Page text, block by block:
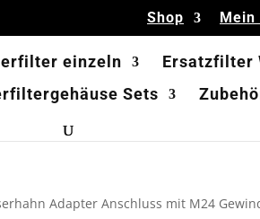
Shop Mein
einzeln Ersatzfilter
Sets
Adapter Anschluss mit M24